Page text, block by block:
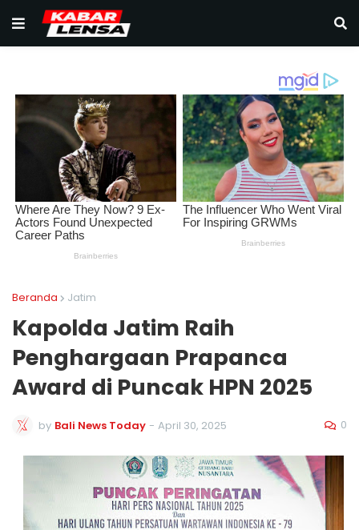
Beranda Jatim
Kapolda Jatim Raih
Penghargaan Prapanca
Award di Puncak HPN 2025
by Bali News Today - April 30, 2025 0